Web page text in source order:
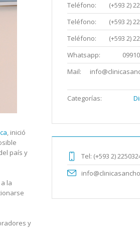
, inició
país y
la
y
Teléfono:
(+593 2)
Teléfono:
(+593 2)
Teléfono:
(+593 2)
Whatsapp:
Mail:
Categorías:
Tel: (+593 2)